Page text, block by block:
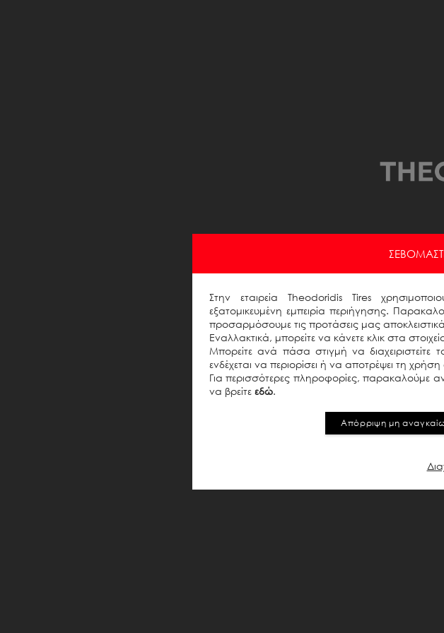
E-mail
Password
Στην εταιρεία Theodoridis Tires
εξατομικευμένη εμπειρία περιήγησης.
προσαρμόσουμε τις προτάσεις μας
Εναλλακτικά, μπορείτε να κάνετε κλικ στα
Μπορείτε ανά πάσα στιγμή να
ενδέχεται να περιορίσει ή να αποτρέψει τη
Για περισσότερες πληροφορίες, παρακαλούμε
να βρείτε εδώ.
Απόρριψη μη